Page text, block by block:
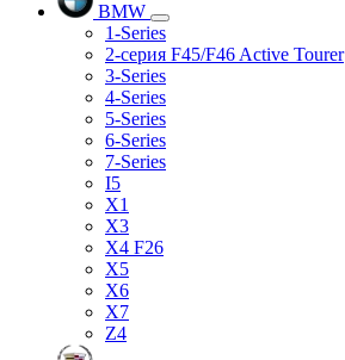
BMW
1-Series
2-серия F45/F46 Active Tourer
3-Series
4-Series
5-Series
6-Series
7-Series
I5
X1
X3
X4 F26
X5
X6
X7
Z4